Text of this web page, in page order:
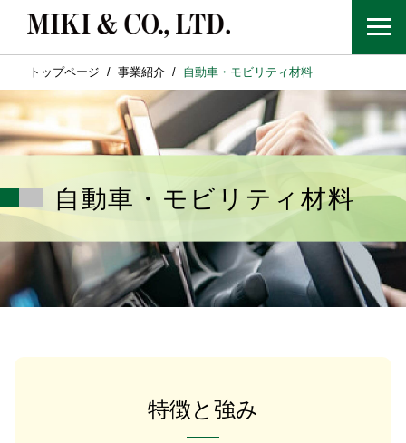
トップページ 事業紹介 自動車・モビリティ材料
自動車・モビリティ材料
特徴と強み